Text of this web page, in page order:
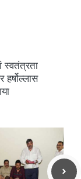
स्वतंत्रता